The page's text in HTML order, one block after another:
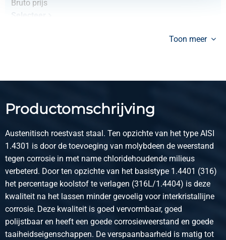
Bruto prijs
Selecteer
Bruto prijs
Artikelnummer
2430-0339-1
Omschrijving
Socket weld ronde dop 316L 3000 lbs 1In
Stuks gewicht in kg
0,21
Bruto prijs
Selecteer
Toon meer
Productomschrijving
Austenitisch roestvast staal. Ten opzichte van het type AISI
1.4301 is door de toevoeging van molybdeen de weerstand
tegen corrosie in met name chloridehoudende milieus
verbeterd. Door ten opzichte van het basistype 1.4401 (316)
het percentage koolstof te verlagen (316L/1.4404) is deze
kwaliteit na het lassen minder gevoelig voor interkristallijne
corrosie. Deze kwaliteit is goed vervormbaar, goed
polijstbaar en heeft een goede corrosieweerstand en goede
taaiheidseigenschappen. De verspaanbaarheid is matig tot